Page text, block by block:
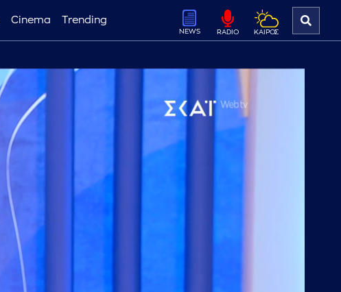
Cinema Trending
NEWS RADIO ΚΑΙΡΟΣ